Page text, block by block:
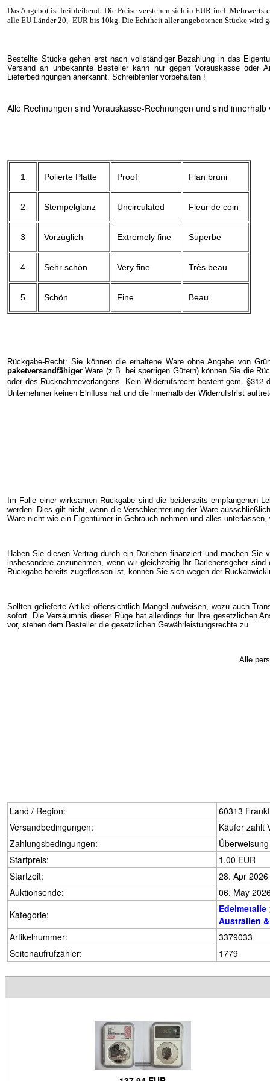
Das Angebot ist freibleibend. Die Preise verstehen sich in EUR incl.
alle EU Länder 20,- EUR bis 10kg. Die Echtheit aller angebotenen Stücke wird
Bestellte Stücke gehen erst nach vollständiger Bezahlung in das
Versand an unbekannte Besteller kann nur gegen Vorauskasse oder
Lieferbedingungen anerkannt. Schreibfehler vorbehalten !
Alle Rechnungen sind Vorauskasse-Rechnungen und sind
1 Polierte Platte Proof Flan bruni
2 Stempelglanz Uncirculated Fleur de coin
3 Vorzüglich Extremely fine Superbe
4 Sehr schön Very fine Très beau
5 Schön Fine Beau
Rückgabe-Recht: Sie können die erhaltene Ware ohne Angabe von
paketversandfähiger Ware (z.B. bei sperrigen Gütern) können Sie die
oder des Rücknahmeverlangens. Kein Widerrufsrecht besteht gem. §312
Unternehmer keinen Einfluss hat und die innerhalb der Widerrufsfrist
Im Falle einer wirksamen Rückgabe sind die beiderseits empfangenen
werden. Dies gilt nicht, wenn die Verschlechterung der Ware
Ware nicht wie ein Eigentümer in Gebrauch nehmen und alles
Haben Sie diesen Vertrag durch ein Darlehen finanziert und machen
insbesondere anzunehmen, wenn wir gleichzeitig Ihr Darlehensgeber
Rückgabe bereits zugeflossen ist, können Sie sich wegen der
Sollten gelieferte Artikel offensichtlich Mängel aufweisen, wozu auch
sofort. Die Versäumnis dieser Rüge hat allerdings für Ihre gesetzlichen
vor, stehen dem Besteller die gesetzlichen Gewährleistungsrechte zu.
Alle
Land / Region:
60313
Versandbedingungen:
Käufer zahlt
Zahlungsbedingungen:
Überweisung
Startpreis:
1,00 EUR
Startzeit:
28. Apr
Auktionsende:
06. May
Kategorie:
Edelmetalle
Australien
Artikelnummer:
3379033
Seitenaufrufzähler:
1779